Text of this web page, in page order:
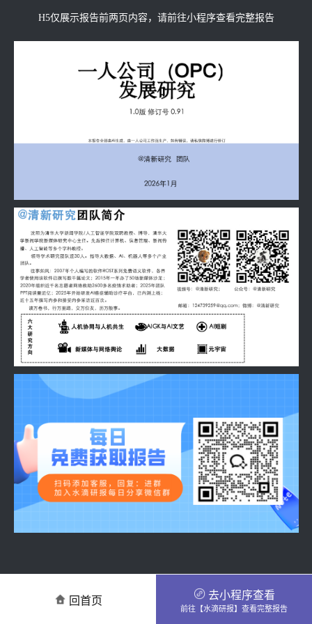
H5仅展示报告前两页内容，请前往小程序查看完整报告
回首页 去小程序查看
前往【水滴研报】查看完整报告